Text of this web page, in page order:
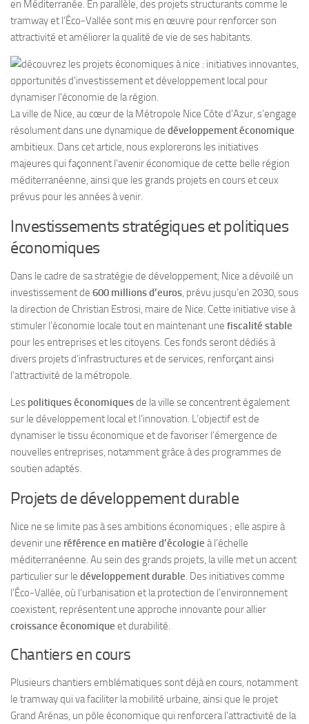
en Méditerranée. En parallèle, des projets structurants comme le
tramway et l’Éco-Vallée sont mis en œuvre pour renforcer son
attractivité et améliorer la qualité de vie de ses habitants.
La ville de Nice, au cœur de la Métropole Nice Côte d’Azur, s’engage
résolument dans une dynamique de développement économique
ambitieux. Dans cet article, nous explorerons les initiatives
majeures qui façonnent l’avenir économique de cette belle région
méditerranéenne, ainsi que les grands projets en cours et ceux
prévus pour les années à venir.
Investissements stratégiques et politiques
économiques
Dans le cadre de sa stratégie de développement, Nice a dévoilé un
investissement de 600 millions d’euros, prévu jusqu’en 2030, sous
la direction de Christian Estrosi, maire de Nice. Cette initiative vise à
stimuler l’économie locale tout en maintenant une fiscalité stable
pour les entreprises et les citoyens. Ces fonds seront dédiés à
divers projets d’infrastructures et de services, renforçant ainsi
l’attractivité de la métropole.
Les politiques économiquesde la ville se concentrent également
sur le développement local et l’innovation. L’objectif est de
dynamiser le tissu économique et de favoriser l’émergence de
nouvelles entreprises, notamment grâce à des programmes de
soutien adaptés.
Projets de développement durable
Nice ne se limite pas à ses ambitions économiques ; elle aspire à
devenir une référence en matière d’écologie à l’échelle
méditerranéenne. Au sein des grands projets, la ville met un accent
particulier sur le développement durable. Des initiatives comme
l’Éco-Vallée, où l’urbanisation et la protection de l’environnement
coexistent, représentent une approche innovante pour allier
croissance économique et durabilité.
Chantiers en cours
Plusieurs chantiers emblématiques sont déjà en cours, notamment
le tramway qui va faciliter la mobilité urbaine, ainsi que le projet
Grand Arénas, un pôle économique qui renforcera l’attractivité de la